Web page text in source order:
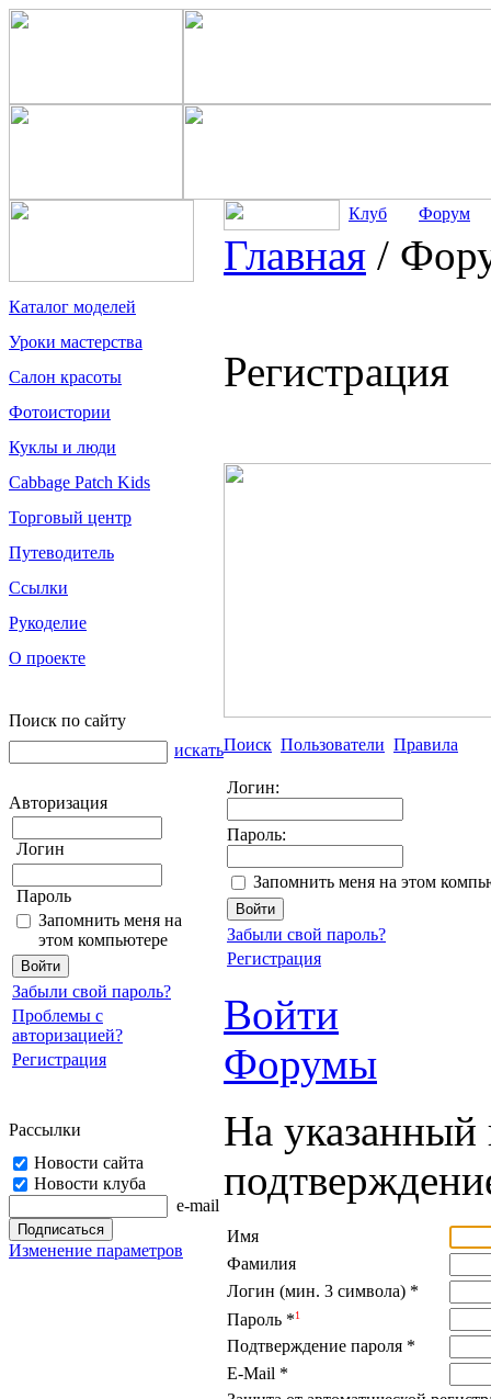
Каталог моделей
Уроки мастерства
Салон красоты
Фотоистории
Куклы и люди
Cabbage Patch Kids
Торговый центр
Путеводитель
Ссылки
Рукоделие
О проекте
Поиск по сайту
искать
Авторизация
Логин
Пароль
Запомнить меня на
этом компьютере
Забыли свой пароль?
Проблемы с
авторизацией?
Регистрация
Рассылки
Новости сайта
Новости клуба
e-mail
Изменение параметров
Клуб Форум
Главная /
Регистрация
Поиск Пользователи Правила
Логин:
Пароль:
Запомнить меня на этом
Забыли свой пароль?
Регистрация
Войти
Форумы
На указанный
Имя
Фамилия
Логин (мин. 3 символа) *
Пароль *1
Подтверждение пароля *
E-Mail *